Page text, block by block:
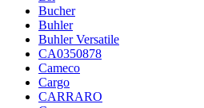
Bucher
Buhler
Buhler Versatile
CA0350878
Cameco
Cargo
CARRARO